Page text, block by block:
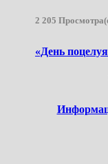
2 205
«День